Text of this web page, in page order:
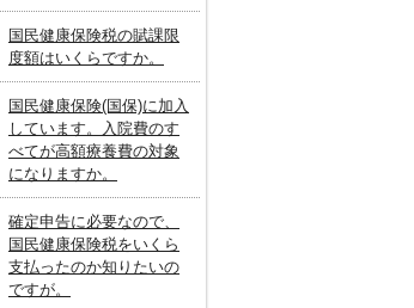
国民健康保険税の賦課限
度額はいくらですか。
国民健康保険(国保)に加入
しています。入院費のす
べてが高額療養費の対象
になりますか。
確定申告に必要なので、
国民健康保険税をいくら
支払ったのか知りたいの
ですが。